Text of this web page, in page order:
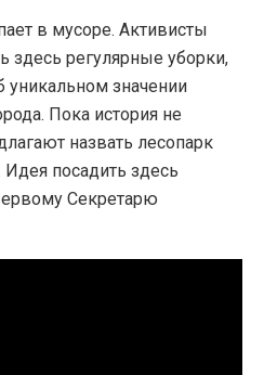
в мусоре. Активисты
здесь регулярные уборки,
уникальном значении
Пока история не
назвать лесопарк
посадить здесь
Секретарю